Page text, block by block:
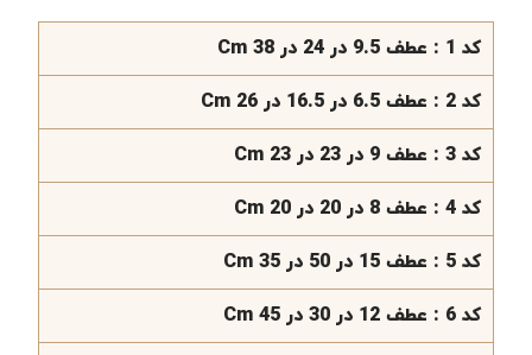
کد 1 : عطف 9.5 در 24 در 38 Cm
کد 2 : عطف 6.5 در 16.5 در 26 Cm
کد 3 : عطف 9 در 23 در 23 Cm
کد 4 : عطف 8 در 20 در 20 Cm
کد 5 : عطف 15 در 50 در 35 Cm
کد 6 : عطف 12 در 30 در 45 Cm